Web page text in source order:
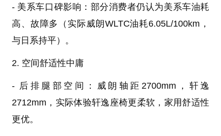
- 美系车口碑影响：部分消费者仍认为美系车油耗
高、故障多（实际威朗WLTC油耗6.05L/100km，
与日系持平）。
2. 空间舒适性中庸
- 后排腿部空间：威朗轴距2700mm，轩逸
2712mm，实际体验轩逸座椅更柔软，家用舒适性
更优。